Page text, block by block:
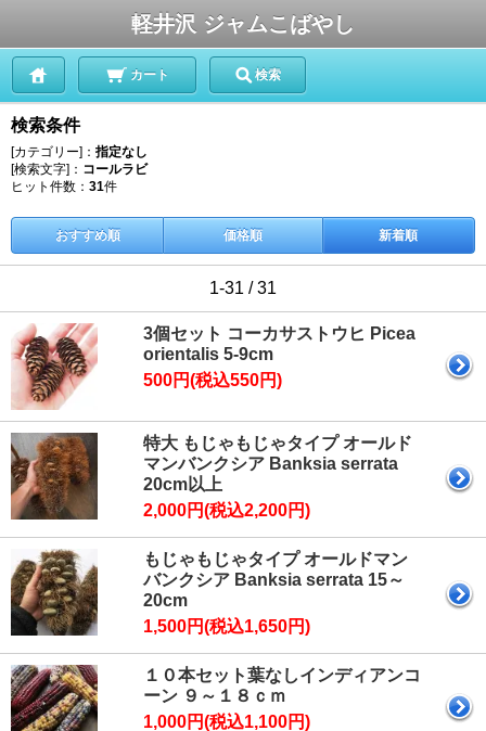
軽井沢 ジャムこばやし
カート 検索
検索条件
[カテゴリー]： 指定なし
[検索文字]： コールラビ
ヒット件数： 31件
おすすめ順 価格順 新着順
1-31 / 31
3個セット コーカサストウヒ Picea
orientalis 5-9cm
500円(税込550円)
特大 もじゃもじゃタイプ オールド
マンバンクシア Banksia serrata
20cm以上
2,000円(税込2,200円)
もじゃもじゃタイプ オールドマン
バンクシア Banksia serrata 15～
20cm
1,500円(税込1,650円)
１０本セット葉なしインディアンコ
ーン ９～１８ｃｍ
1,000円(税込1,100円)